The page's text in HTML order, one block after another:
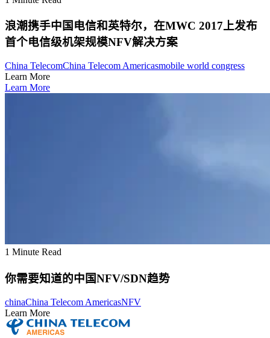
浪潮携手中国电信和英特尔，在MWC 2017上发布
首个电信级机架规模NFV解决方案
China TelecomChina Telecom Americasmobile world congress
Learn More
Learn More
1 Minute Read
你需要知道的中国NFV/SDN趋势
chinaChina Telecom AmericasNFV
Learn More